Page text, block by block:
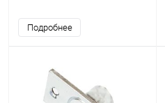
Подробнее